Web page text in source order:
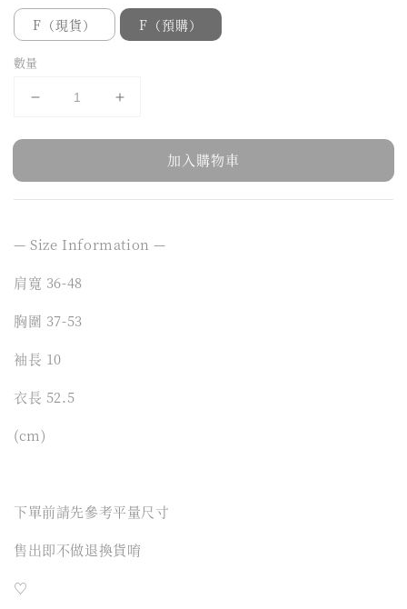
F（現貨） F（預購）
數量
加入購物車
— Size Information —
肩寬 36-48
胸圍 37-53
袖長 10
衣長 52.5
(cm)
下單前請先參考平量尺寸
售出即不做退換貨唷
♡